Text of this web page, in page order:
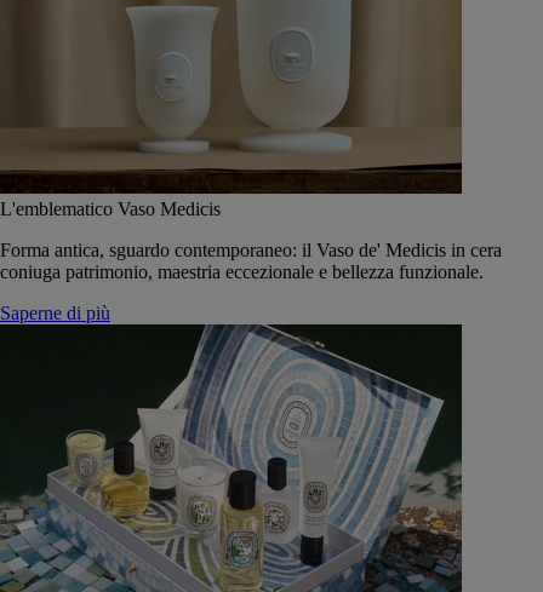
L'emblematico Vaso Medicis
Forma antica, sguardo contemporaneo: il Vaso de' Medicis in cera
coniuga patrimonio, maestria eccezionale e bellezza funzionale.
Saperne di più